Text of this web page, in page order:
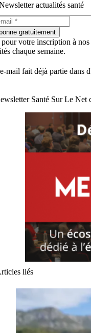
actualités santé
gratuitement
votre inscription à nos
chaque semaine.
mail fait déjà partie dans
Santé Sur Le Net
liés